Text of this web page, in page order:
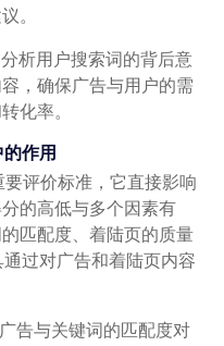
。
析用户搜索词的背后意
，确保广告与用户的需
化率。
作用
评价标准，它直接影响
的高低与多个因素有
匹配度、着陆页的质量
过对广告和着陆页内容
告与关键词的匹配度对